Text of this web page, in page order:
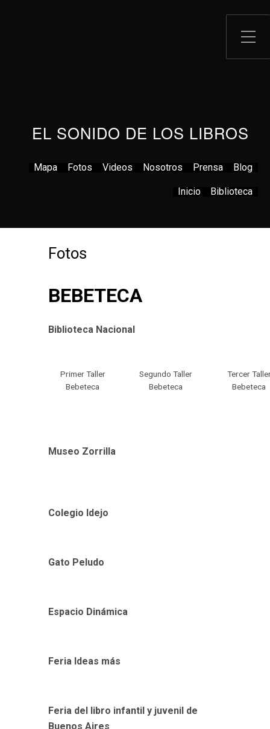
EL SONIDO DE LOS LIBROS
Blog
Prensa
Nosotros
Videos
Fotos
Mapa
Biblioteca
Inicio
Fotos
BEBETECA
Biblioteca Nacional
Primer Taller
Bebeteca
Segundo Taller
Bebeteca
Tercer
Bebeteca
Museo Zorrilla
Colegio Idejo
Gato Peludo
Espacio Dinámica
Feria Ideas más
Feria del libro infantil y juvenil de
Buenos Aires